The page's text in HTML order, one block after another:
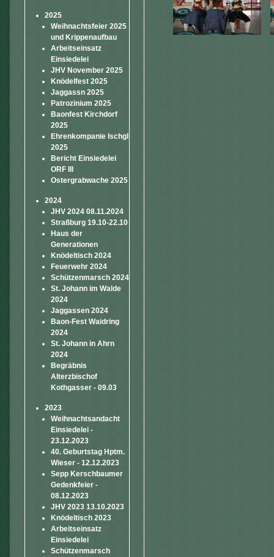
2025
Weihnachtsfeier 2025
und Krippenaufbau
Arbeitseinsatz
Einsiedelei
JHV November 2025
Knödelfest 2025
Jaggassn 2025
Patrozinium 2025
Baonfest Kirchdorf
2025
Ehrenkompanie Ischgl
2025
Bericht Einsiedelei
ORF III
Ostergrabwache 2025
2024
JHV 2024 08.11.2024
Straßburg 19.10-22.10
Haus der
Generationen
Knödeltisch 2024
Feuerwehr 2024
Schützenmarsch 2024
St. Johann im Walde
2024
Jaggassen 2024
Baon-Fest Waidring
2024
St. Johann in Ahrn
2024
Begräbnis
Alterzbischof
Kothgasser - 09.03
2023
Weihnachtsandacht
Einsiedelei -
23.12.2023
40. Geburtstag Hptm.
Wieser - 12.12.2023
Sepp Kerschbaumer
Gedenkfeier -
08.12.2023
JHV 2023 13.10.2023
Knödeltisch 2023
Arbeitseinsatz
Einsiedelei
Schützenmarsch